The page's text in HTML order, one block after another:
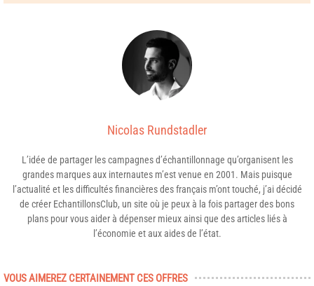
Nicolas Rundstadler
L’idée de partager les campagnes d’échantillonnage qu’organisent les
grandes marques aux internautes m’est venue en 2001. Mais puisque
l’actualité et les difficultés financières des français m’ont touché, j’ai décidé
de créer EchantillonsClub, un site où je peux à la fois partager des bons
plans pour vous aider à dépenser mieux ainsi que des articles liés à
l’économie et aux aides de l’état.
VOUS AIMEREZ CERTAINEMENT CES OFFRES